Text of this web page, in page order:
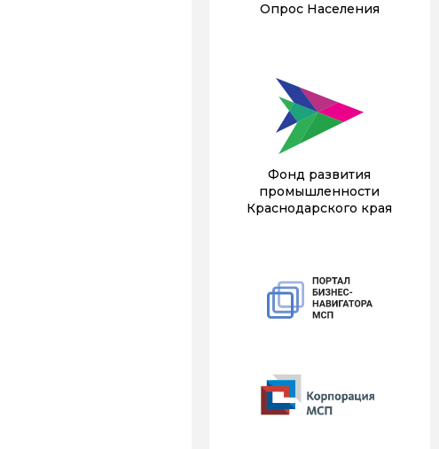
Опрос Населения
Фонд развития
промышленности
Краснодарского края